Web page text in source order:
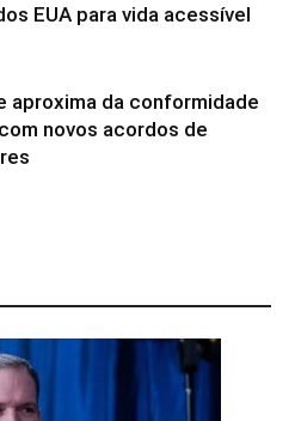
EUA para vida acessível
aproxima da conformidade
novos acordos de